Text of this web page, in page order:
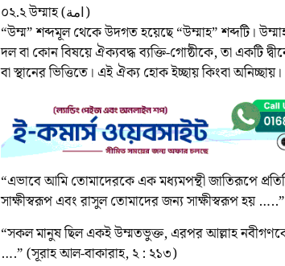
০২.২ উম্মাহ (امة)
“উম্ম” শব্দমূল থেকে উদগত হয়েছে “উম্মাহ” শব্দটি।
দল বা কোন বিষয়ে ঐক্যবদ্ধ ব্যক্তি-গোষ্ঠীকে, তা একটি
বা স্থানের ভিত্তিতে। এই ঐক্য হোক ইচ্ছায় কিংবা
“এভাবে আমি তোমাদেরকে এক মধ্যমপন্থী জাতিরূপে
সাক্ষীস্বরূপ এবং রাসুল তোমাদের জন্য সাক্ষীস্বরূপ হয়
“সকল মানুষ ছিল একই উম্মতভুক্ত, এরপর আল্লাহ
….” (সূরাহ আল-বাকারাহ, ২ : ২১৩)